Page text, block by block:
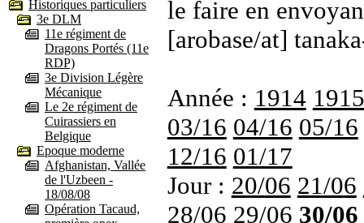
Historiques particuliers
3e DLM
11e régiment de
Dragons Portés (11e
RDP)
3e Division Légère
Mécanique
Le 2e régiment de
Cuirassiers en
Belgique
Epoque moderne
Afghanistan, Vallée
de l'Uzbeen -
18/08/08
Opération Tacaud,
le faire en
[arobase/at]
Année : 1914 1915
03/16 04/16 05/16
12/16 01/17
Jour : 20/06 21/06
28/06 29/06 30/06